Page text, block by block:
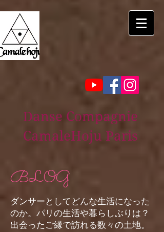
Danse Compagnie
CamaleHoju Paris
BLOG
ダンサーとしてどんな生活になった
のか。パリの生活や暮らしぶりは？
出会ったご縁で訪れる数々の土地。